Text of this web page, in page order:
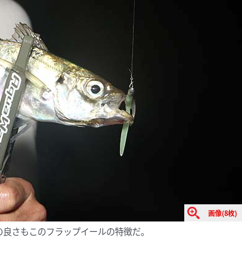
画像(8枚)
さもこのフラップイールの特徴だ。